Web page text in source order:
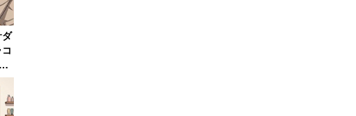
ダ
し